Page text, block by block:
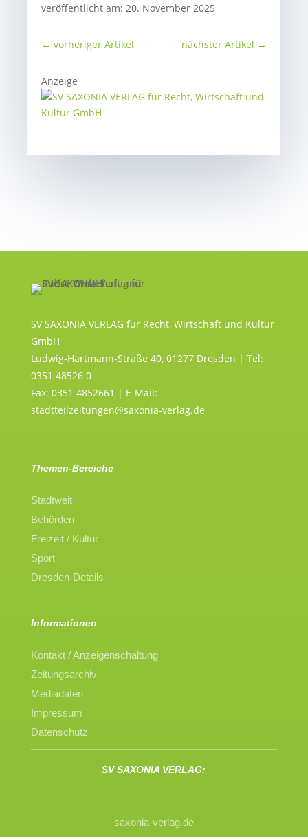
veröffentlicht am: 20. November 2025
←vorheriger Artikel nächster Artikel →
Anzeige
SV SAXONIA VERLAG für Recht, Wirtschaft und Kultur
GmbH
Ludwig-Hartmann-Straße 40, 01277 Dresden | Tel:
0351 48526 0
Fax: 0351 4852661 | E-Mail:
stadtteilzeitungen@saxonia-verlag.de
Themen-Bereiche
Stadtweit
Behörden
Freizeit / Kultur
Sport
Dresden-Details
Informationen
Kontakt / Anzeigenschaltung
Zeitungsarchiv
Mediadaten
Impressum
Datenschutz
SV SAXONIA VERLAG:
saxonia-verlag.de